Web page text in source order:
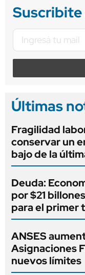
Últimas
Fragilidad
conservar un
bajo de la
Deuda:
por $21
para el primer
ANSES
Asignaciones
nuevos límites